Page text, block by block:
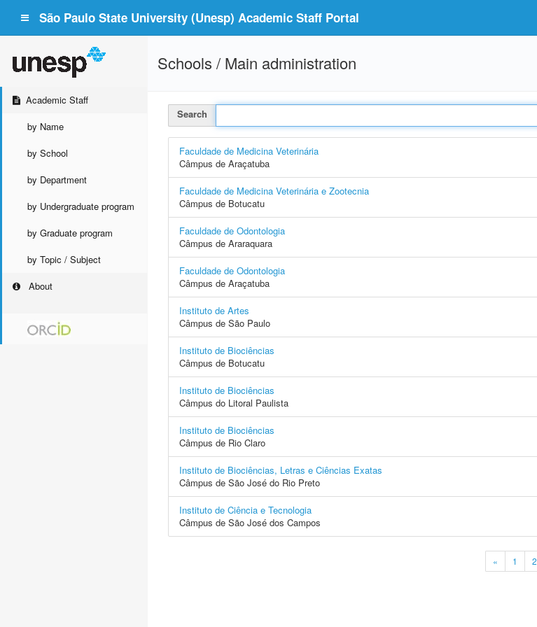
São Paulo State University (Unesp) Academic Staff Portal
Academic Staff
by Name
by School
by Department
by Undergraduate program
by Graduate program
by Topic / Subject
About
Schools / Main administration
Search
Faculdade de Medicina Veterinária
Câmpus de Araçatuba
Faculdade de Medicina Veterinária e Zootecnia
Câmpus de Botucatu
Faculdade de Odontologia
Câmpus de Araraquara
Faculdade de Odontologia
Câmpus de Araçatuba
Instituto de Artes
Câmpus de São Paulo
Instituto de Biociências
Câmpus de Botucatu
Instituto de Biociências
Câmpus do Litoral Paulista
Instituto de Biociências
Câmpus de Rio Claro
Instituto de Biociências, Letras e Ciências Exatas
Câmpus de São José do Rio Preto
Instituto de Ciência e Tecnologia
Câmpus de São José dos Campos
« 1 2